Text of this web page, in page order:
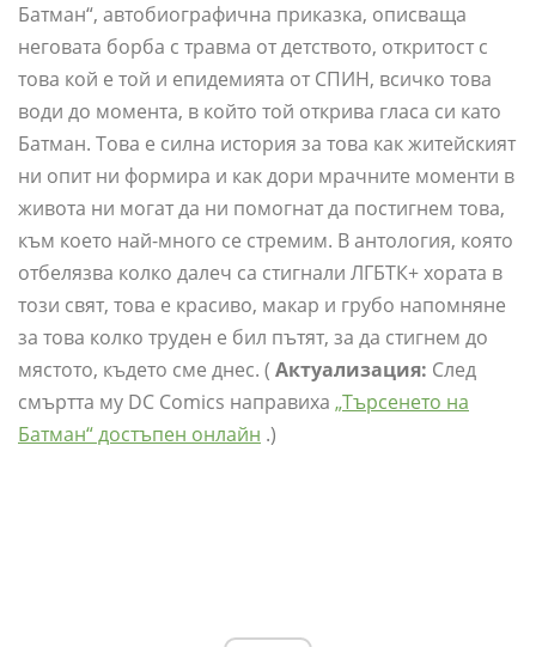
Батман“, автобиографична приказка, описваща
неговата борба с травма от детството, откритост с
това кой е той и епидемията от СПИН, всичко това
води до момента, в който той открива гласа си като
Батман. Това е силна история за това как житейският
ни опит ни формира и как дори мрачните моменти в
живота ни могат да ни помогнат да постигнем това,
към което най-много се стремим. В антология, която
отбелязва колко далеч са стигнали ЛГБТК+ хората в
този свят, това е красиво, макар и грубо напомняне
за това колко труден е бил пътят, за да стигнем до
мястото, където сме днес. ( Актуализация: След
смъртта му DC Comics направиха „Търсенето на
Батман“ достъпен онлайн .)